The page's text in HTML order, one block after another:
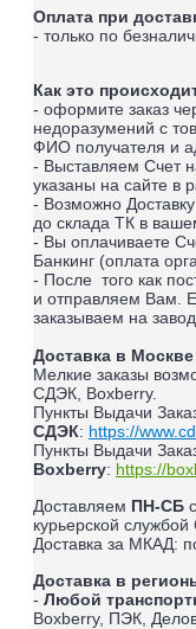
Оплата при
- только по
Как это
- оформите заказ
недоразумений с
ФИО получателя и
- Выставляем Счет
указаны на сайте в
- Возможно
до склада ТК в
- Вы оплачиваете
Банкинг (оплата
- После того как
и отправляем Вам.
заказываем на
Доставка в
Мелкие заказы
СДЭК, Boxberry.
Пункты Выдачи
СДЭК: https://
Пункты Выдачи
Boxberry: https://
Доставляем ПН-СБ
курьерской
Доставка за МКАД:
Доставка в
- Любой
Boxberry, ПЭК,